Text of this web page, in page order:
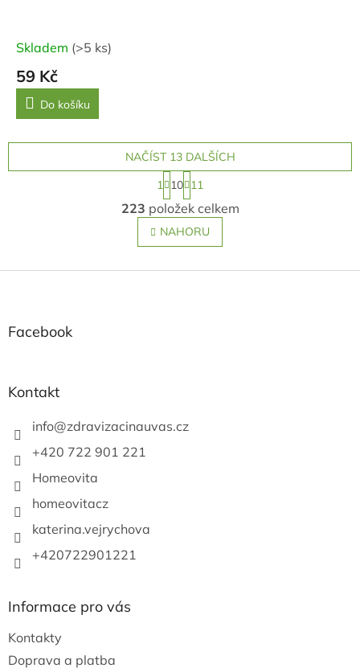
Skladem (>5 ks)
59 Kč
Do košíku
O
v
l
á
a
p
NAČÍST 13 DALŠÍCH
S
t
r
á
n
k
v
1 10 11
223 položek celkem
NAHORU
Facebook
Kontakt
info@zdravizacinauvas.cz
+420 722 901 221
Homeovita
homeovitacz
katerina.vejrychova
+420722901221
Informace pro vás
Kontakty
Doprava a platba